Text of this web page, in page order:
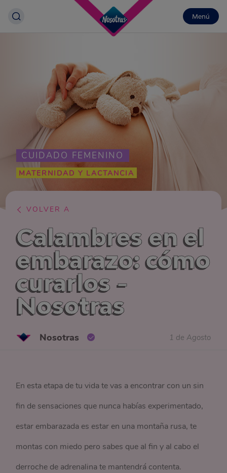
Menú
CUIDADO FEMENINO
MATERNIDAD Y LACTANCIA
VOLVER A
Calambres en el
embarazo: cómo
curarlos -
Nosotras
Nosotras 1 de Agosto
En esta etapa de tu vida te vas a encontrar con un sin
fin de sensaciones que nunca habías experimentado,
estar embarazada es estar en una montaña rusa, te
montas con miedo pero sabes que al fin y al cabo el
derroche de adrenalina te mantendrá contenta.